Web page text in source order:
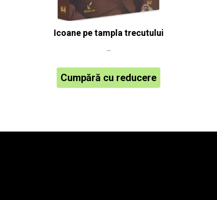
Icoane pe tampla trecutului
...
Cumpără cu reducere